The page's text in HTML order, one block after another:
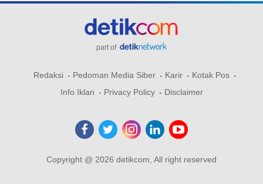
part of
Redaksi Pedoman Media Siber Karir
Kotak Pos
Info Iklan
Privacy Policy Disclaimer
Copyright @ 2026 detikcom, All right reserved